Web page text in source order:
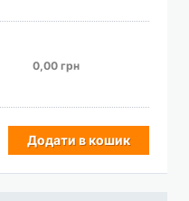
0,00 грн
Додати в кошик